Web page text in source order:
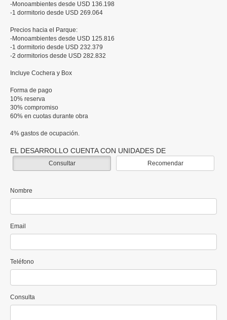
-Monoambientes desde USD 136.198
-1 dormitorio desde USD 269.064
Precios hacia el Parque:
-Monoambientes desde USD 125.816
-1 dormitorio desde USD 232.379
-2 dormitorios desde USD 282.832
Incluye Cochera y Box
Forma de pago
10% reserva
30% compromiso
60% en cuotas durante obra
4% gastos de ocupación.
EL DESARROLLO CUENTA CON UNIDADES DE
Consultar Recomendar
Nombre
Email
Teléfono
Consulta